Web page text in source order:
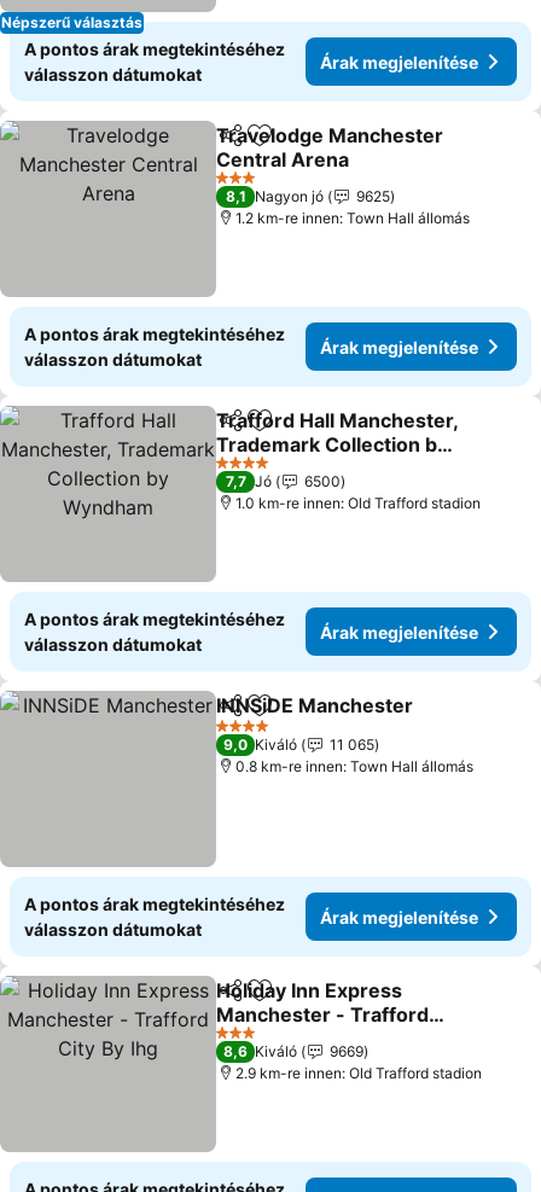
Népszerű választás
A pontos árak megtekintéséhez
válasszon dátumokat
Árak megjelenítése
Megosztás
Hozzáadás a kedvencekhez
Travelodge Manchester
Central Arena
Árak megjelenítése
3 Kategória
8,1 Nagyon jó
9625
1.2 km-re innen: Town Hall állomás
A pontos árak megtekintéséhez
válasszon dátumokat
Árak megjelenítése
Megosztás
Hozzáadás a kedvencekhez
Trafford Hall Manchester,
Trademark Collection by
Wyndham
Árak megjelenítése
4 Kategória
7,7 Jó
6500
1.0 km-re innen: Old Trafford stadion
A pontos árak megtekintéséhez
válasszon dátumokat
Árak megjelenítése
Megosztás
Hozzáadás a kedvencekhez
INNSiDE Manchester
4 Kategória
9,0 Kiváló
11 065
0.8 km-re innen: Town Hall állomás
A pontos árak megtekintéséhez
válasszon dátumokat
Árak megjelenítése
Megosztás
Hozzáadás a kedvencekhez
Holiday Inn Express
Manchester - Trafford
City By Ihg
Árak megjelenítése
3 Kategória
8,6 Kiváló
9669
2.9 km-re innen: Old Trafford stadion